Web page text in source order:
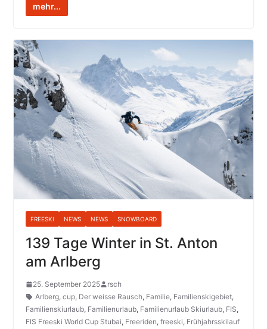
mehr...
FREESKI NEWS NEWS SNOWBOARD
139 Tage Winter in St. Anton
am Arlberg
25. September 2025
rsch
Arlberg, cup, Der weisse Rausch, Familie, Familienskigebiet,
Familienskiurlaub, Familienurlaub, Familienurlaub Skiurlaub, FIS,
FIS Freeski World Cup Stubai, Freeriden, freeski, Frühjahrsskilauf